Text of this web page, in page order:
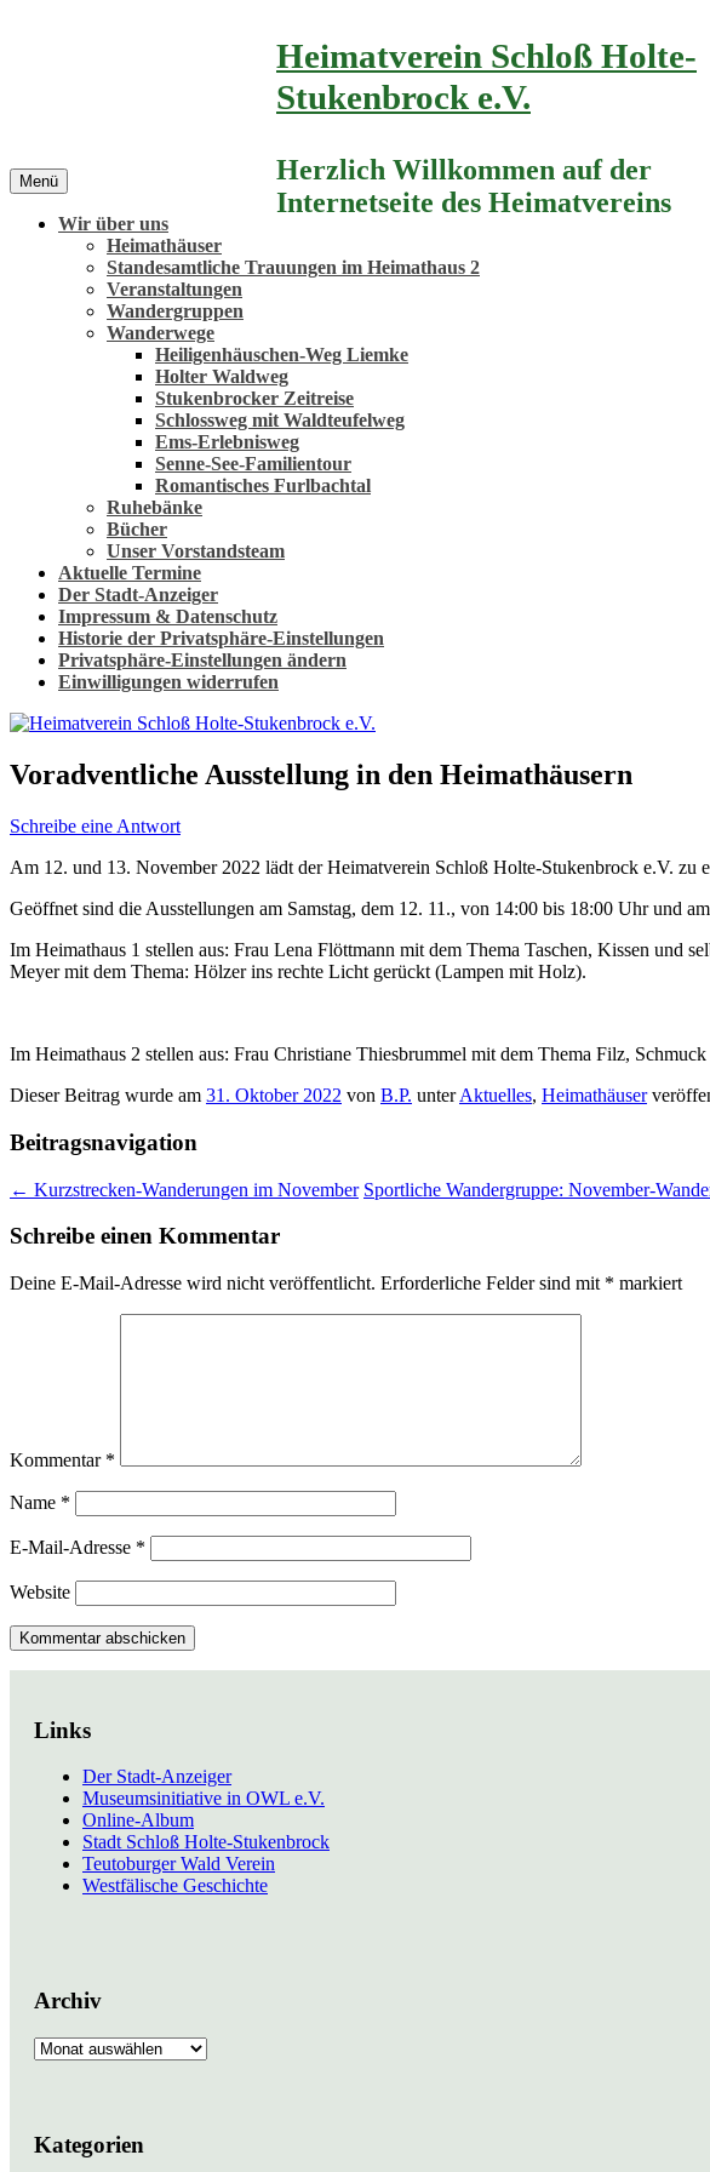
Heimatverein Schloß Holte-
Stukenbrock e.V.
Herzlich Willkommen auf der
Internetseite des Heimatvereins
Menü
Wir über uns
Heimathäuser
Standesamtliche Trauungen im Heimathaus 2
Veranstaltungen
Wandergruppen
Wanderwege
Heiligenhäuschen-Weg Liemke
Holter Waldweg
Stukenbrocker Zeitreise
Schlossweg mit Waldteufelweg
Ems-Erlebnisweg
Senne-See-Familientour
Romantisches Furlbachtal
Ruhebänke
Bücher
Unser Vorstandsteam
Aktuelle Termine
Der Stadt-Anzeiger
Impressum & Datenschutz
Historie der Privatsphäre-Einstellungen
Privatsphäre-Einstellungen ändern
Einwilligungen widerrufen
Voradventliche Ausstellung in den Heimathäusern
Schreibe eine Antwort
Am 12. und 13. November 2022 lädt der Heimatverein Schloß Holte-Stukenbrock e.V. zu
Geöffnet sind die Ausstellungen am Samstag, dem 12. 11., von 14:00 bis 18:00 Uhr und
Im Heimathaus 1 stellen aus: Frau Lena Flöttmann mit dem Thema Taschen, Kissen und
Meyer mit dem Thema: Hölzer ins rechte Licht gerückt (Lampen mit Holz).
Im Heimathaus 2 stellen aus: Frau Christiane Thiesbrummel mit dem Thema Filz,
Dieser Beitrag wurde am 31. Oktober 2022 von B.P. unterAktuelles, Heimathäuser
Beitragsnavigation
← Kurzstrecken-Wanderungen im November Sportliche Wandergruppe: November-
Schreibe einen Kommentar
Deine E-Mail-Adresse wird nicht veröffentlicht. Erforderliche Felder sind mit * markiert
Kommentar *
Name *
E-Mail-Adresse *
Website
Links
Der Stadt-Anzeiger
Museumsinitiative in OWL e.V.
Online-Album
Stadt Schloß Holte-Stukenbrock
Teutoburger Wald Verein
Westfälische Geschichte
Archiv
Archiv
Kategorien